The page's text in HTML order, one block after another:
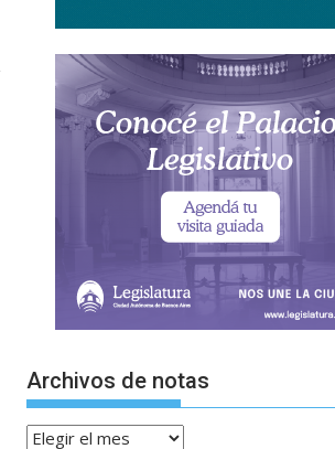
Archivos de notas
Archivos